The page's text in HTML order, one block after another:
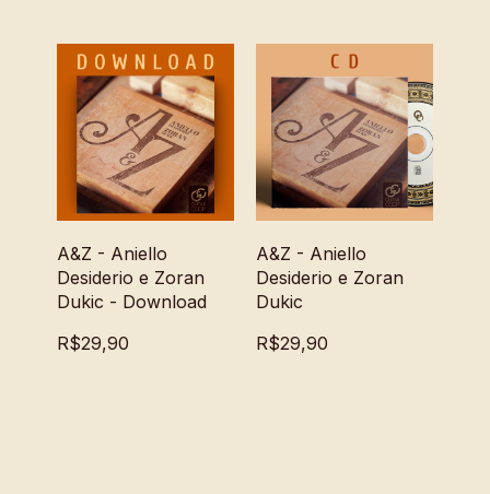
A&Z - Aniello
Desiderio e Zoran
Dukic - Download
R$29,90
A&Z - Aniello
Desiderio e Zoran
Dukic
R$29,90